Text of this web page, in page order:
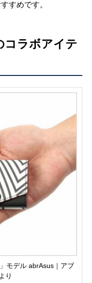
すめです。
コラボアイテ
モデル abrAsus｜アブ
り